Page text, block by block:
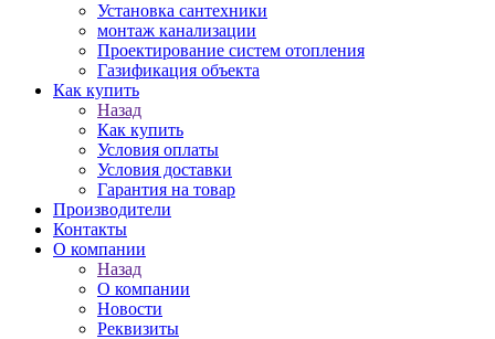
Установка сантехники
монтаж канализации
Проектирование систем отопления
Газификация объекта
Как купить
Назад
Как купить
Условия оплаты
Условия доставки
Гарантия на товар
Производители
Контакты
О компании
Назад
О компании
Новости
Реквизиты